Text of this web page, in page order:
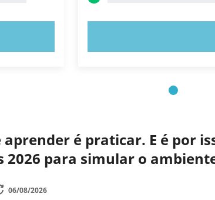
é praticar. E é por
2026 para simular o
06/08/2026